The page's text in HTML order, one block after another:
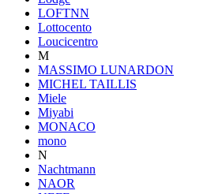
LOFTNN
Lottocento
Loucicentro
M
MASSIMO LUNARDON
MICHEL TAILLIS
Miele
Miyabi
MONACO
mono
N
Nachtmann
NAOR